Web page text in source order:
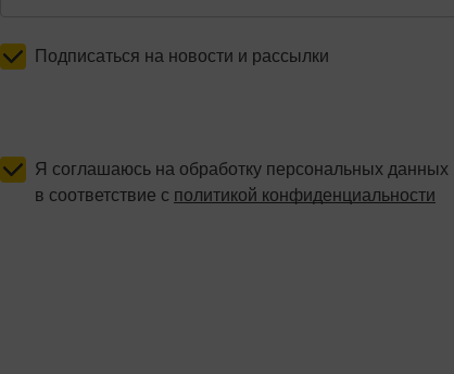
Подписаться на новости и рассылки
Я соглашаюсь на обработку персональных данных
в соответствие с политикой конфиденциальности